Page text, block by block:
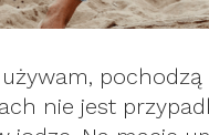
nie jest